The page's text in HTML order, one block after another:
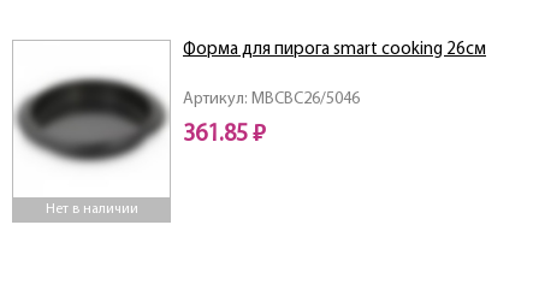
Нет в наличии
Артикул: MBCBC26/5046
Форма для пирога smart cooking 26см
361.85 ₽